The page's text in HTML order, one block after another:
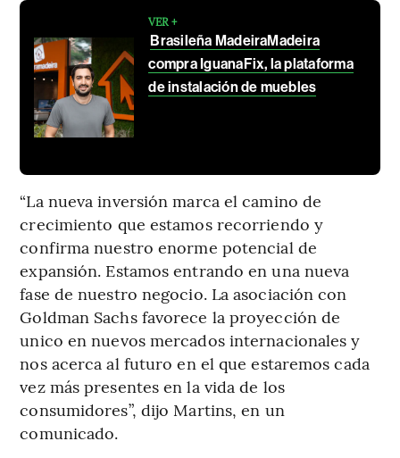
VER +
Brasileña MadeiraMadeira
compra IguanaFix, la plataforma
de instalación de muebles
“La nueva inversión marca el camino de
crecimiento que estamos recorriendo y
confirma nuestro enorme potencial de
expansión. Estamos entrando en una nueva
fase de nuestro negocio. La asociación con
Goldman Sachs favorece la proyección de
unico en nuevos mercados internacionales y
nos acerca al futuro en el que estaremos cada
vez más presentes en la vida de los
consumidores”, dijo Martins, en un
comunicado.